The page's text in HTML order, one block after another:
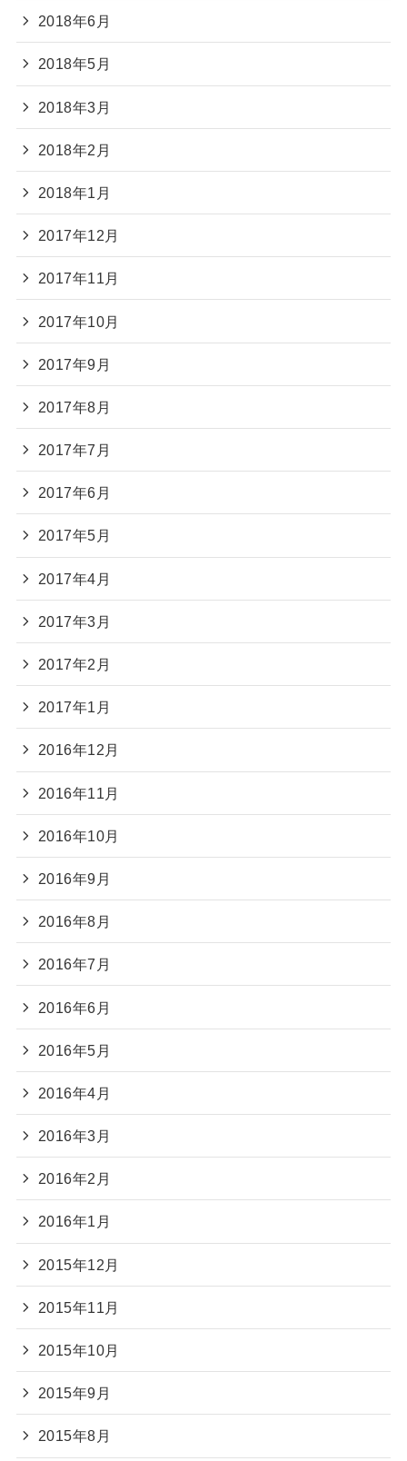
2018年6月
2018年5月
2018年3月
2018年2月
2018年1月
2017年12月
2017年11月
2017年10月
2017年9月
2017年8月
2017年7月
2017年6月
2017年5月
2017年4月
2017年3月
2017年2月
2017年1月
2016年12月
2016年11月
2016年10月
2016年9月
2016年8月
2016年7月
2016年6月
2016年5月
2016年4月
2016年3月
2016年2月
2016年1月
2015年12月
2015年11月
2015年10月
2015年9月
2015年8月